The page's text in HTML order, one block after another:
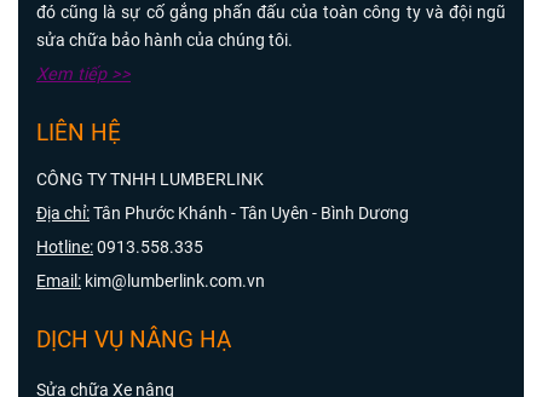
đó cũng là sự cố gắng phấn đấu của toàn công ty và đội ngũ
sửa chữa bảo hành của chúng tôi.
Xem tiếp >>
LIÊN HỆ
CÔNG TY TNHH LUMBERLINK
Địa chỉ:Tân Phước Khánh - Tân Uyên - Bình Dương
Hotline:0913.558.335
Email: kim@lumberlink.com.vn
DỊCH VỤ NÂNG HẠ
Sửa chữa Xe nâng